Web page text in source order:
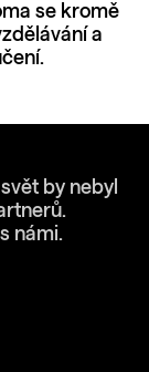
se kromě
a
by nebyl
námi.